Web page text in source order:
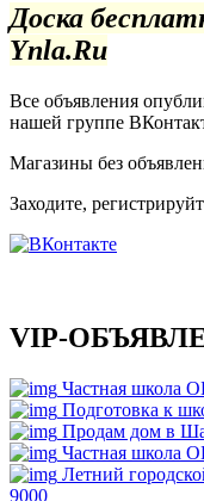
Доска
Ynla.Ru
Все объявления
нашей группе
Магазины без
Заходите,
VIP-
Частная
Подготовка к
Продам дом в
Частная
Летний
9000